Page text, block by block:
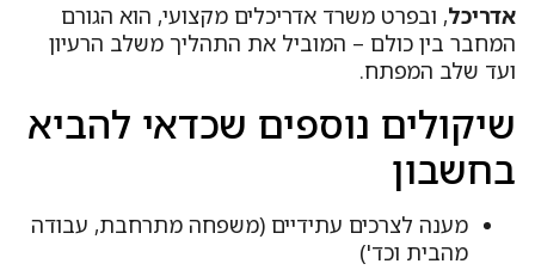
, ובפרט משרד אדריכלים מקצועי, הוא הגורם
בין כולם – המוביל את התהליך משלב הרעיון
שלב המפתח.
נוספים שכדאי להביא
מענה לצרכים עתידיים (משפחה מתרחבת, עבודה
מהבית וכד')